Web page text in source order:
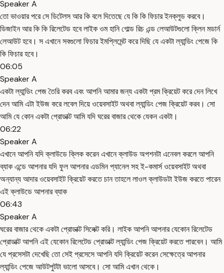
Speaker A
তো ভাওয়ার পরে সে ডিটেলস আর কি বলে দিতেছে যে কি কি ফিচার ইনক্লুড করবে।
ডিজাইন আর কি কি রিলেটেড হবে লাইক ওম হানি গোল্ড রিচ এন্ড লেআউটগুলো ক্লিন মডার্ন
লেআউট হবে। স এখানে সবগুলো ফিচার ইমপ্লিমেন্ট করে দিছি যে একটা ল্যান্ডিং পেজে কি
কি ফিচার হবে।
06:05
Speaker A
একটা ল্যান্ডিং পেজ তৈরি করব এবং আপনি আমার জন্য একটা প্রম ক্রিয়েট করে দেন লিখে
দেন আমি এটা ইউজ করে লবেল দিয়ে ওয়েবসাইট অথবা ল্যান্ডিং পেজ ক্রিয়েট করব। সো
আমি যে কোন একটা প্রোডাক্ট আমি যদি ঘরের বাজার থেকে যেকন একটা।
06:22
Speaker A
এখানে আপনি যদি ক্লাউডে ক্লিক করেন এখানে ক্লাউড অপশনটা এনেবল করলে আপনি
ব্যাক এন্ডে আপনার যদি ফুল আপনার এডমিন প্যানেল সহ ই-কমার্স ওয়েবসাইট অথবা
অন্যান্য আদার ওয়েবসাইট ক্রিয়েট করতে চান তাহলে লাওল ক্লাউডটা ইউজ করতে পারেন
এই ক্লাউডে আপনার ব্যাক
06:43
Speaker A
ঘরের বাজার থেকে একটা প্রোডাক্ট সিলেক্ট করি। লাইক আপনি আপনার যেকোন রিলেটেড
প্রোডাক্ট আপনি এই যেকোন রিলেটেড প্রোডাক্ট ল্যান্ডিং পেজ ক্রিয়েট করতে পারবেন। আমি
যে প্রসেসটা দেখেছি তো সেই প্রসেসে আপনি যদি ক্রিয়েট করেন সেক্ষেত্রে আপনার
ল্যান্ডিং পেজে আউটপুটটা ভালো আসবে। সো আমি এখান থেকে।